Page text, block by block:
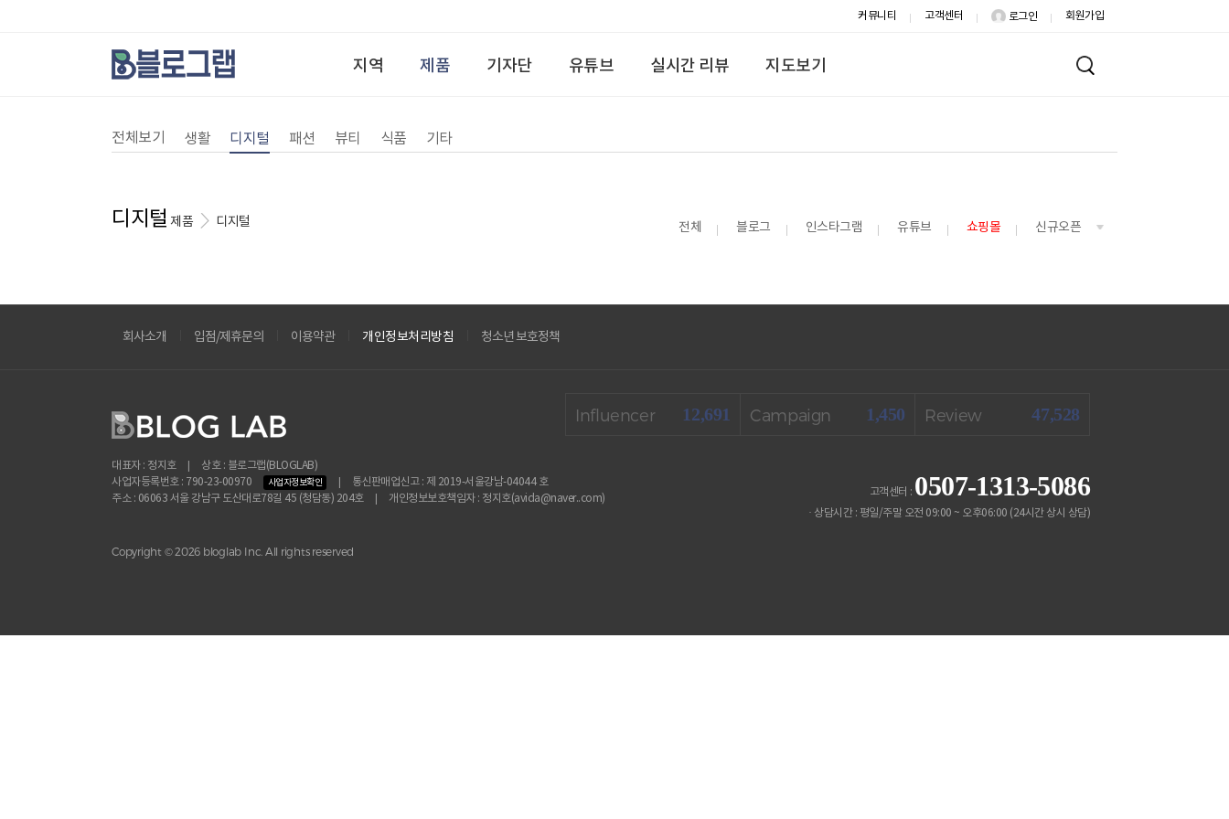
커뮤니티 고객센터 로그인 회원가입
지역 제품 기자단 유튜브 실시간 리뷰 지도보기
전체보기 생활 디지털 패션 뷰티 식품 기타
디지털 제품 디지털 전체 블로그 인스타그램 유튜브 쇼핑몰 신규오픈
회사소개 입점/제휴문의 이용약관 개인정보처리방침 청소년 보호정책
대표자 : 정지호
상호 : 블로그랩(BLOGLAB)
사업자등록번호 : 790-23-00970
사업자정보확인
통신판매업신고 : 제 2019-서울강남-04044 호
주소 : 06063 서울 강남구 도산대로78길 45 (청담동) 204호
개인정보보호책임자 : 정지호(avida@naver..com)
Copyright © 2026 bloglab Inc. All rights reserved
Influencer 12,691 Campaign 1,450 Review 47,528
고객센터 : 0507-1313-5086
· 상담시간 : 평일/주말 오전 09:00 ~ 오후06:00 (24시간 상시 상담)